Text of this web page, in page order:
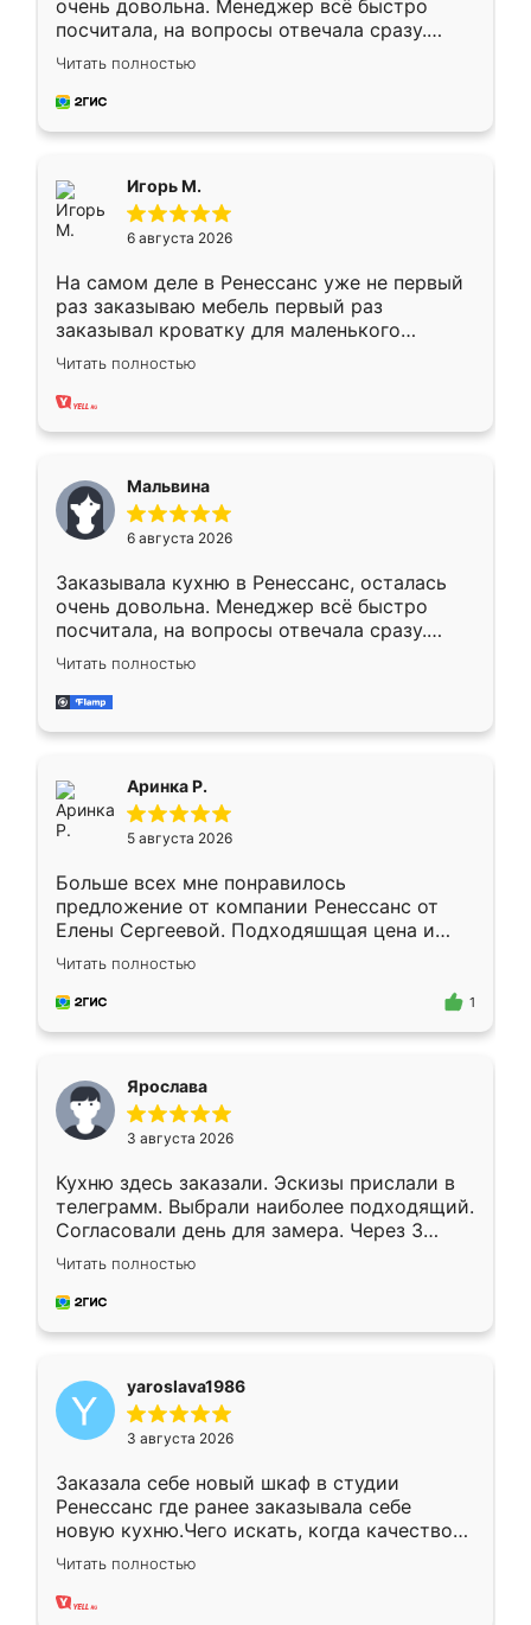
очень довольна. Менеджер всё быстро
посчитала, на вопросы отвечала сразу.
Замерщик приехал в субботу, подошёл к
делу со всей ответственностью. Собрали
за день, ребята работали аккуратно, даже
Читать полностью
Игорь М.
6 августа 2026
На самом деле в Ренессанс уже не первый
раз заказываю мебель первый раз
заказывал кроватку для маленького
ребёнка при его рождении ,во второй раз
заказал шкаф-купе. По качеству очень
хорошее сборка достаточно быстрая,
меньше, здесь же он более разнообразный.
Мне нравится ,если что-то потребуется из
мебели буду заказывать только здесь.
Читать полностью
Мальвина
6 августа 2026
Заказывала кухню в Ренессанс, осталась
очень довольна. Менеджер всё быстро
посчитала, на вопросы отвечала сразу.
Замерщик приехал в субботу, подошёл к
делу со всей ответственностью. Собрали
за день, ребята работали аккуратно, даже
Читать полностью
Аринка Р.
5 августа 2026
Больше всех мне понравилось
предложение от компании Ренессанс от
Елены Сергеевой. Подходяшщая цена и
короткие сроки изготовления. Приехавший
для замера сотрудник Владислав
предложил по моему эскизу самый
Читать полностью
1
Ярослава
3 августа 2026
Кухню здесь заказали. Эскизы прислали в
телеграмм. Выбрали наиболее подходящий.
Согласовали день для замера. Через 3
недели кухня была уже готова. Остались
довольны работой. Спасибо Ренессанс
мебель за качественную работу!
Читать полностью
yaroslava1986
3 августа 2026
Заказала себе новый шкаф в студии
Ренессанс где ранее заказывала себе
новую кухню.Чего искать, когда качеством
вполне довольна. Служит кухня уже почти
два года, нареканий нет.
Читать полностью